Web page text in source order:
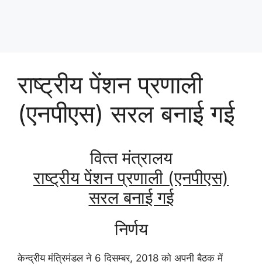
राष्‍ट्रीय पेंशन प्रणाली
(एनपीएस) सरल बनाई गई
वित्‍त मंत्रालय
राष्‍ट्रीय पेंशन प्रणाली (एनपीएस)
सरल बनाई गई
निर्णय
केन्‍द्रीय मंत्रिमंडल ने 6 दिसम्‍बर, 2018 को अपनी बैठक में